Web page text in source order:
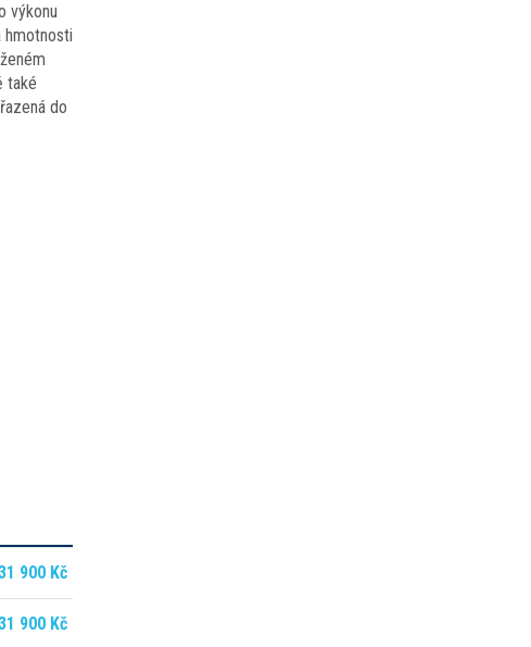
výkonu
hmotnosti
také
do
900 Kč
900 Kč